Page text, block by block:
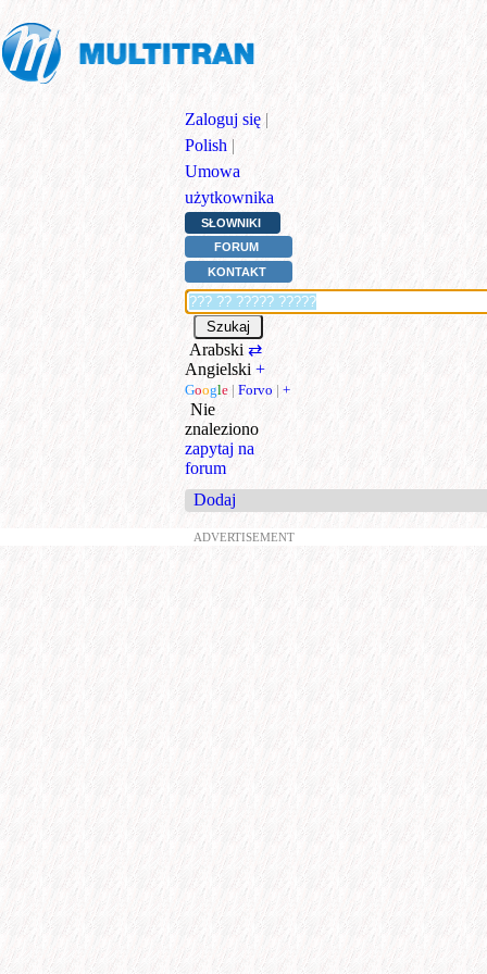
Zaloguj się |
Polish |
Umowa
użytkownika
SŁOWNIKI
FORUM
KONTAKT
Arabski ⇄
Angielski +
Google | Forvo | +
Nie
znaleziono
zapytaj na
forum
Dodaj
ADVERTISEMENT